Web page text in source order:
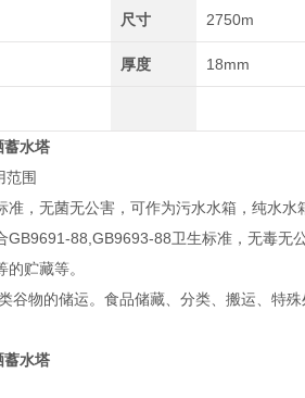
尺寸 2750m
厚度 18mm
水塔
范围
，无菌无公害，可作为污水水箱，纯水水
GB9691-88,GB9693-88卫生标准，无毒
贮藏等。
谷物的储运。食品储藏、分类、搬运、特
水塔